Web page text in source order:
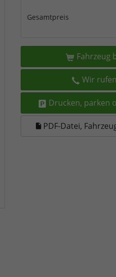
Gesamtpreis
Fahrzeug
Wir
Drucken, parken
PDF-Datei,